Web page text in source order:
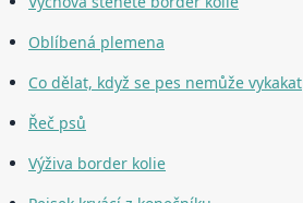
Oblíbená plemena
Co dělat, když se pes nemůže vykakat
Řeč psů
Výživa border kolie